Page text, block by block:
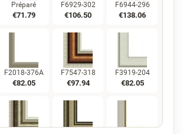
Préparé
€71.79
F6929-302
€106.50
F6944-296
€138.06
F2018-376A
€82.05
F7547-318
€97.94
F3919-204
€82.05